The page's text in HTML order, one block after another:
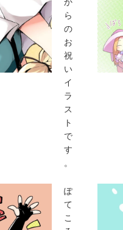
ら
の
お
祝
い
イ
ラ
ス
ト
で
す
。
ぽ
て
こ